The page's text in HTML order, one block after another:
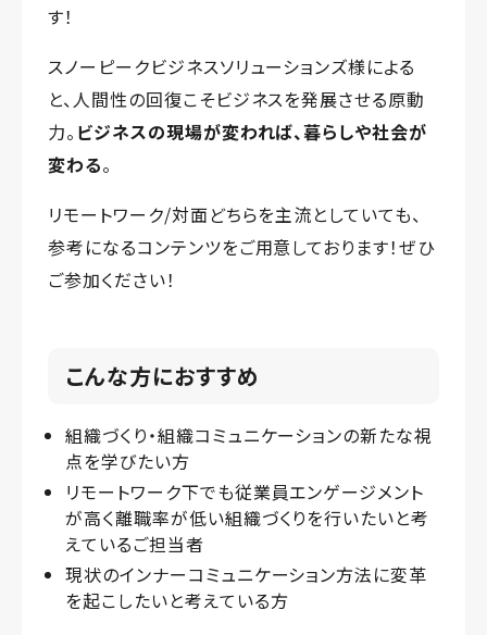
す！
スノーピークビジネスソリューションズ様による
と、人間性の回復こそビジネスを発展させる原動
力。 ビジネスの現場が変われば、暮らしや社会が
変わる。
リモートワーク/対面どちらを主流としていても、
参考になるコンテンツをご用意しております！ぜひ
ご参加ください！
こんな方におすすめ
組織づくり・組織コミュニケーションの新たな視
点を学びたい方
リモートワーク下でも従業員エンゲージメント
が高く離職率が低い組織づくりを行いたいと考
えているご担当者
現状のインナーコミュニケーション方法に変革
を起こしたいと考えている方